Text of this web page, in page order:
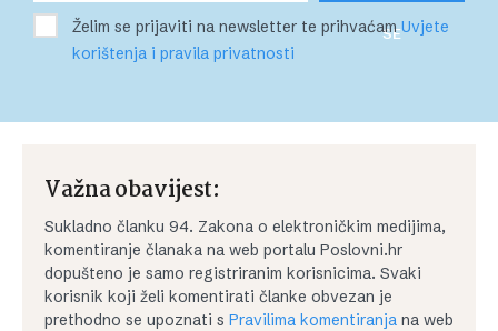
SE
Želim se prijaviti na newsletter te prihvaćamUvjete
korištenja i pravila privatnosti
Važna obavijest:
Sukladno članku 94. Zakona o elektroničkim medijima,
komentiranje članaka na web portalu Poslovni.hr
dopušteno je samo registriranim korisnicima. Svaki
korisnik koji želi komentirati članke obvezan je
prethodno se upoznati s Pravilima komentiranja na web